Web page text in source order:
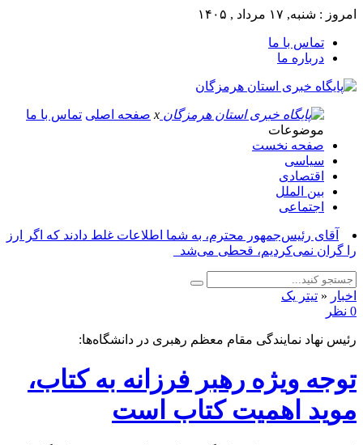
امروز : شنبه, ۱۷ مرداد , ۱۴۰۵
تماس با ما
درباره ما
x صفحه اصلی تماس با ما
موضوعات
صفحه نخست
سیاسی
اقتصادی
بین الملل
اجتماعی
آقای رئیس‌جمهور محترم، به شما اطلاعات غلط دادند که اگر ارز
را گران نمی‌کردیم، قحطی می‌شد_
اخبار « تیتر یک
0 نظر
رئیس نهاد نمایندگی مقام معظم رهبری در دانشگاه‌ها:
توجه ویژه رهبر فرزانه به کتاب،
موید اهمیت کتاب است